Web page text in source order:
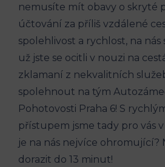
nemusíte ⁢mít​ obavy o skryté
účtování za příliš⁢ vzdálené⁢
spolehlivost a rychlost, na nás
už jste se ‌ocitli v⁤ nouzi⁤ na
zklamaní z nekvalitních
spolehnout⁣ na tým
Pohotovosti Praha 6! S
přístupem jsme ‍tady pro​ vás ⁣v
je na nás nejvíce ‍ohromující?
dorazit do​ 13 minut!